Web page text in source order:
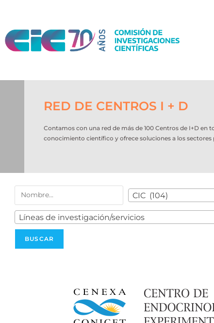
RED DE CENTROS I + D
Contamos con una red de más de 100 Centros de I+D en
conocimiento científico y ofrece soluciones a los sectores
CIC (104)
Líneas de investigación/servicios